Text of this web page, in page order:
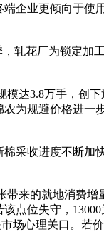
企业更倾向于使
轧花厂为锁定加
模达3.8万手，创
为规避价格进一
采收进度不断加
来的就地消费
点位失守，
场心理关口。若